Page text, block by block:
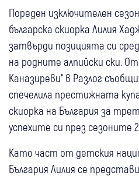
Пореден изключителен
българска скиорка Лилия
затвърди позицията си
на родните алпийски ски.
Каназиреви“ в Разлог
спечелила престижната
скиорка на България за
успехите си през сезоните
Като част от детския
България Лилия се